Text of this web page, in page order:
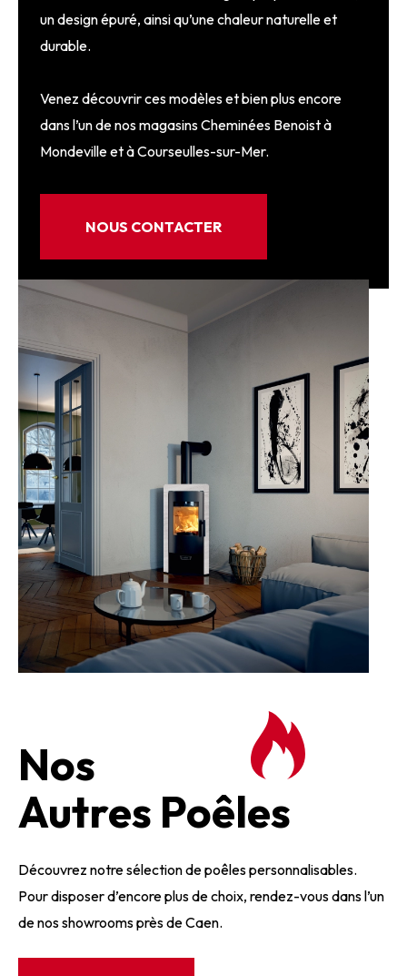
un design épuré, ainsi qu’une chaleur naturelle et
durable.
Venez découvrir ces modèles et bien plus encore
dans l’un de nos magasins Cheminées Benoist à
Mondeville et à Courseulles-sur-Mer.
NOUS CONTACTER
Nos
Autres Poêles
Découvrez notre sélection de poêles personnalisables.
Pour disposer d’encore plus de choix, rendez-vous dans l’un
de nos showrooms près de Caen.